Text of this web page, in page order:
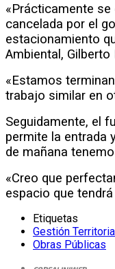
«Prácticamente
cancelada por el
estacionamiento
Ambiental, Gilberto
«Estamos
trabajo similar en
Seguidamente, el
permite la entrada
de mañana
«Creo que
espacio que
Etiquetas
Gestión
Obras Públicas